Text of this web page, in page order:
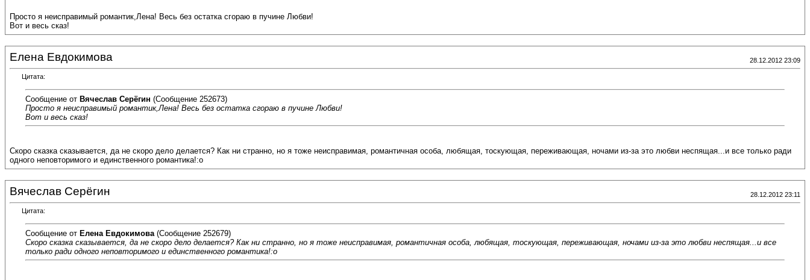
Просто я неисправимый романтик,Лена! Весь без остатка сгораю в пучине Любви!
Вот и весь сказ!
Елена Евдокимова 28.12.2012 23:09
Цитата:
Сообщение от Вячеслав Серёгин (Сообщение 252673)
Просто я неисправимый романтик,Лена! Весь без остатка сгораю в пучине Любви!
Вот и весь сказ!
Скоро сказка сказывается, да не скоро дело делается? Как ни странно, но я тоже неисправимая, романтичная особа, любящая, тоскующая, переживающая, ночами из-за это любви неспящая...и все только ради
одного неповторимого и единственного романтика!:o
Вячеслав Серёгин 28.12.2012 23:11
Цитата:
Сообщение от Елена Евдокимова (Сообщение 252679)
Скоро сказка сказывается, да не скоро дело делается? Как ни странно, но я тоже неисправимая, романтичная особа, любящая, тоскующая, переживающая, ночами из-за это любви неспящая...и все
только ради одного неповторимого и единственного романтика!:o